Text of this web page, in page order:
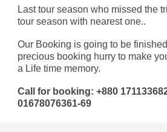
Last tour season who missed the
tour season with nearest one..
Our Booking is going to be
precious booking hurry to make
a Life time memory.
Call for booking: +880
01678076361-69